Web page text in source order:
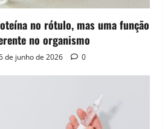
no rótulo, mas uma função
no organismo
de junho de 2026 0